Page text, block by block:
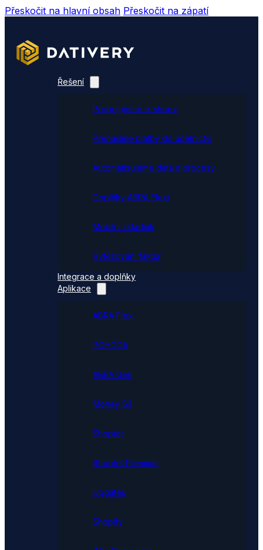
Přeskočit na hlavní obsah Přeskočit na zápatí
Řešení
Propojujeme e-shopy
Přenášíme platby do účetnictví
Automatizujeme data a procesy
Doplňky ABRA Flexi
Mobilní skladník
Vytěžování faktur
Integrace a doplňky
Aplikace
ABRA Flexi
POHODA
ABRA Gen
Money S3
Shoptet
Shoptet Premium
Upgates
Shopify